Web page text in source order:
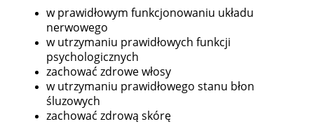
w prawidłowym funkcjonowaniu układu
nerwowego
w utrzymaniu prawidłowych funkcji
psychologicznych
zachować zdrowe włosy
w utrzymaniu prawidłowego stanu błon
śluzowych
zachować zdrową skórę